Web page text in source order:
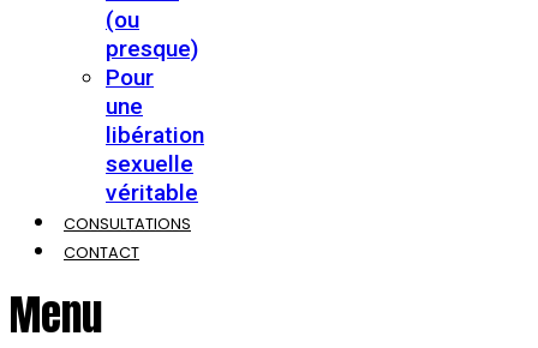
(ou
presque)
Pour
une
libération
sexuelle
véritable
CONSULTATIONS
CONTACT
Menu